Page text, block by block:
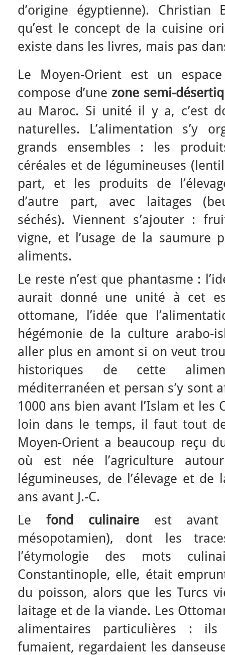
d’origine égyptienne).
qu’est le concept de la cuisine
existe dans les livres, mais pas
Le Moyen-Orient est un
compose d’une zone semi-
au Maroc. Si unité il y a, c’est
naturelles. L’alimentation s’y
grands ensembles : les
céréales et de légumineuses
part, et les produits de
d’autre part, avec laitages
séchés). Viennent s’ajouter :
vigne, et l’usage de la saumure
aliments.
Le reste n’est que phantasme :
aurait donné une unité à cet
ottomane, l’idée que
hégémonie de la culture arabo-
aller plus en amont si on veut
historiques de cette
méditerranéen et persan s’y sont
1000 ans bien avant l’Islam et les
loin dans le temps, il faut tout
Moyen-Orient a beaucoup reçu
où est née l’agriculture
légumineuses, de l’élevage et
ans avant J.-C.
Le fond culinaireest
mésopotamien), dont les
l’étymologie des mots
Constantinople, elle, était
du poisson, alors que les Turcs
laitage et de la viande. Les
alimentaires particulières :
fumaient, regardaient les